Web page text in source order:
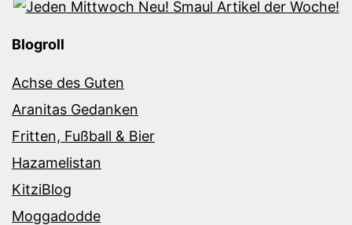
Blogroll
Achse des Guten
Aranitas Gedanken
Fritten, Fußball & Bier
Hazamelistan
KitziBlog
Moggadodde